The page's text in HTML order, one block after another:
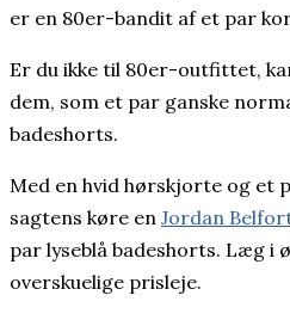
er en 80er-bandit af et par
Er du ikke til 80er-outfittet,
dem, som et par ganske
badeshorts.
Med en hvid hørskjorte og et
sagtens køre en Jordan
par lyseblå badeshorts. Læg
overskuelige prisleje.